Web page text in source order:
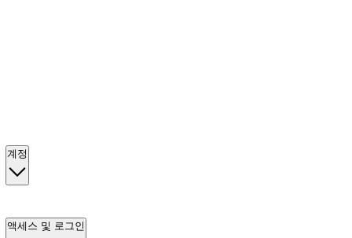
계정
액세스 및 로그인